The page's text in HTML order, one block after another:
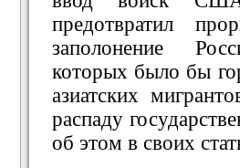
предотвратил
заполонение
которых было бы
азиатских
распаду
об этом в своих